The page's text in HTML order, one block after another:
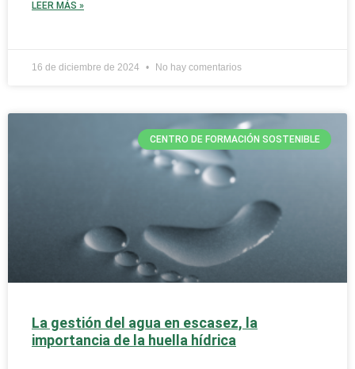
LEER MÁS »
16 de diciembre de 2024 No hay comentarios
CENTRO DE FORMACIÓN SOSTENIBLE
La gestión del agua en escasez, la
importancia de la huella hídrica